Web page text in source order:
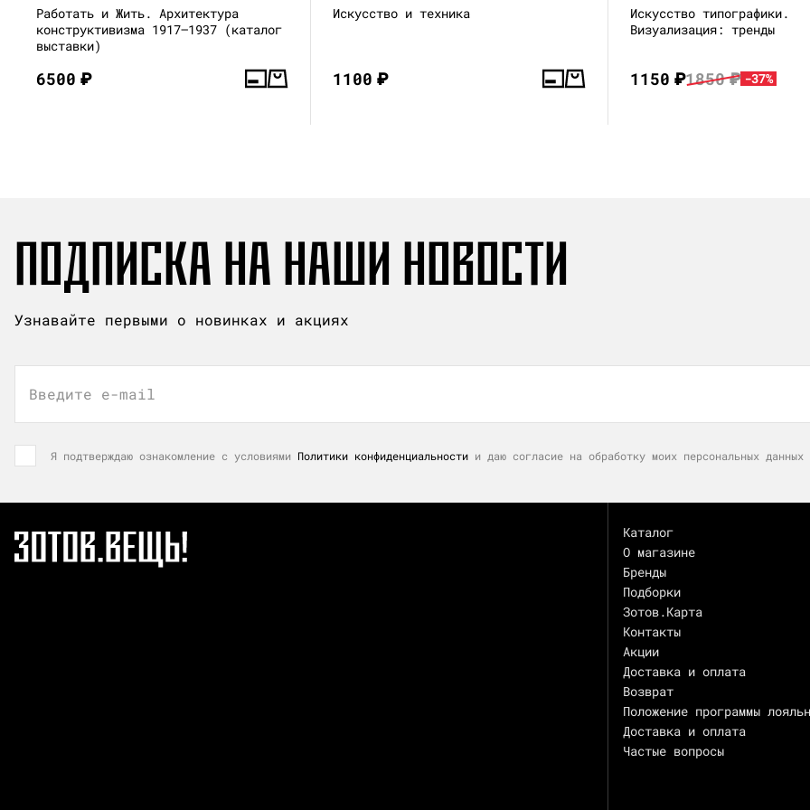
Работать и Жить. Архитектура
конструктивизма 1917—1937 (каталог
выставки)
6500₽
Искусство и техника
1100₽
Искусство типографики.
Визуализация: тренды
1150₽1850₽ -37%
ПОДПИСКА НА НАШИ НОВОСТИ
Узнавайте первыми о новинках и акциях
Введите e-mail
Я подтверждаю ознакомление с условиями Политики конфиденциальности и даю согласие на обработку моих персональных
Каталог
О магазине
Бренды
Подборки
Зотов.Карта
Контакты
Акции
Доставка и оплата
Возврат
Положение программы
Доставка и оплата
Частые вопросы